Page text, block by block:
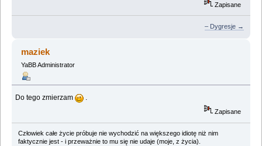
Zapisane
– Dygresje →
maziek
YaBB Administrator
Do tego zmierzam .
Zapisane
Człowiek całe życie próbuje nie wychodzić na większego idiotę niż nim
faktycznie jest - i przeważnie to mu się nie udaje (moje, z życia).